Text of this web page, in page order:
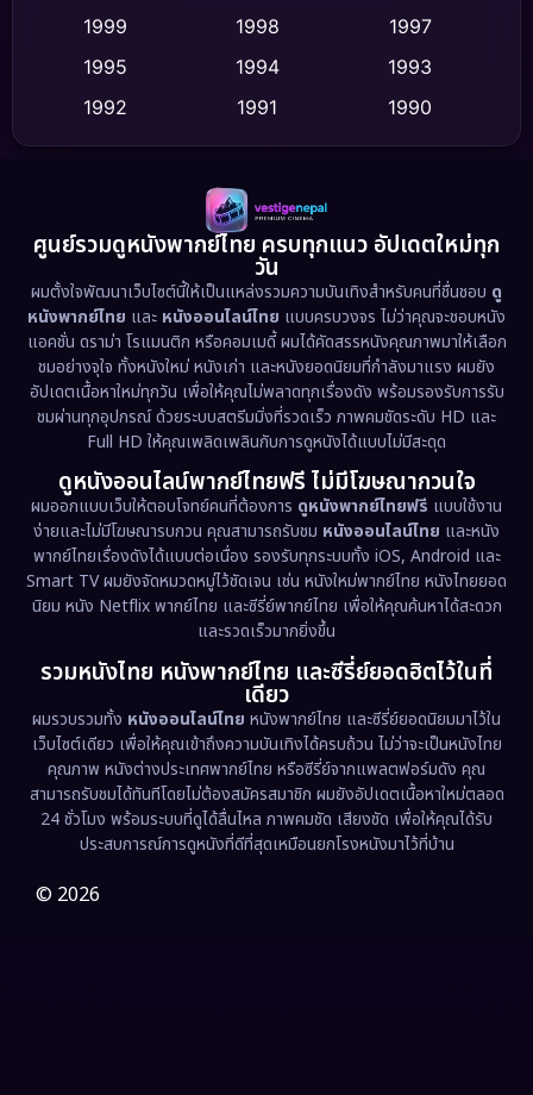
Dance เต้น (10)
Detective สืบสวน (62)
Disaster (13)
Disney+ (5)
Documentary สารคดี (94)
Drama ดราม่า (1,513)
Dystopian (17)
Emotional (61)
Epic มหากาพย์ (227)
Erotic (36)
Family ครอบครัว (375)
Fantasy จินตนาการ (338)
Fiction (9)
Film (57)
Gothic
1999
1998
1997
1995
1994
1993
1992
1991
1990
1989
1988
1986
1983
1978
1974
1962
ศูนย์รวมดูหนังพากย์ไทย ครบทุกแนว อัปเดตใหม่ทุก
วัน
ผมตั้งใจพัฒนาเว็บไซต์นี้ให้เป็นแหล่งรวมความบันเทิงสำหรับคนที่ชื่นชอบ ดู
หนังพากย์ไทย และ หนังออนไลน์ไทย แบบครบวงจร ไม่ว่าคุณจะชอบหนัง
แอคชั่น ดราม่า โรแมนติก หรือคอมเมดี้ ผมได้คัดสรรหนังคุณภาพมาให้เลือก
ชมอย่างจุใจ ทั้งหนังใหม่ หนังเก่า และหนังยอดนิยมที่กำลังมาแรง ผมยัง
อัปเดตเนื้อหาใหม่ทุกวัน เพื่อให้คุณไม่พลาดทุกเรื่องดัง พร้อมรองรับการรับ
ชมผ่านทุกอุปกรณ์ ด้วยระบบสตรีมมิ่งที่รวดเร็ว ภาพคมชัดระดับ HD และ
Full HD ให้คุณเพลิดเพลินกับการดูหนังได้แบบไม่มีสะดุด
ดูหนังออนไลน์พากย์ไทยฟรี ไม่มีโฆษณากวนใจ
ผมออกแบบเว็บให้ตอบโจทย์คนที่ต้องการ ดูหนังพากย์ไทยฟรี แบบใช้งาน
ง่ายและไม่มีโฆษณารบกวน คุณสามารถรับชม หนังออนไลน์ไทย และหนัง
พากย์ไทยเรื่องดังได้แบบต่อเนื่อง รองรับทุกระบบทั้ง iOS, Android และ
Smart TV ผมยังจัดหมวดหมู่ไว้ชัดเจน เช่น หนังใหม่พากย์ไทย หนังไทยยอด
นิยม หนัง Netflix พากย์ไทย และซีรี่ย์พากย์ไทย เพื่อให้คุณค้นหาได้สะดวก
และรวดเร็วมากยิ่งขึ้น
รวมหนังไทย หนังพากย์ไทย และซีรี่ย์ยอดฮิตไว้ในที่
เดียว
ผมรวบรวมทั้ง หนังออนไลน์ไทย หนังพากย์ไทย และซีรี่ย์ยอดนิยมมาไว้ใน
เว็บไซต์เดียว เพื่อให้คุณเข้าถึงความบันเทิงได้ครบถ้วน ไม่ว่าจะเป็นหนังไทย
คุณภาพ หนังต่างประเทศพากย์ไทย หรือซีรี่ย์จากแพลตฟอร์มดัง คุณ
สามารถรับชมได้ทันทีโดยไม่ต้องสมัครสมาชิก ผมยังอัปเดตเนื้อหาใหม่ตลอด
24 ชั่วโมง พร้อมระบบที่ดูได้ลื่นไหล ภาพคมชัด เสียงชัด เพื่อให้คุณได้รับ
ประสบการณ์การดูหนังที่ดีที่สุดเหมือนยกโรงหนังมาไว้ที่บ้าน
© 2026